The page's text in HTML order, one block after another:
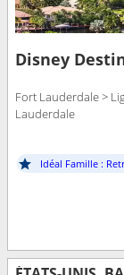
Disney
Fort Lauderdale >
Lauderdale
Idéal Famille :